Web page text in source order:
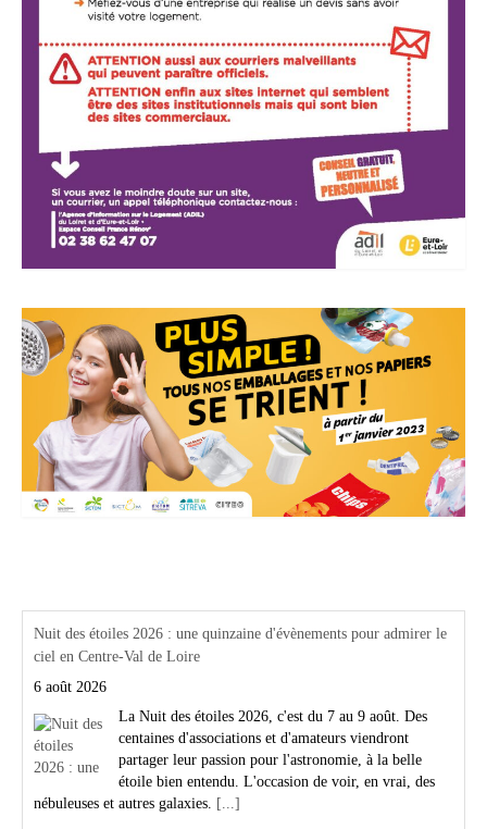
Nuit des étoiles 2026 : une quinzaine d'évènements pour admirer le
ciel en Centre-Val de Loire
6 août 2026
La Nuit des étoiles 2026, c'est du 7 au 9 août. Des
centaines d'associations et d'amateurs viendront
partager leur passion pour l'astronomie, à la belle
étoile bien entendu. L'occasion de voir, en vrai, des
nébuleuses et autres galaxies. [...]